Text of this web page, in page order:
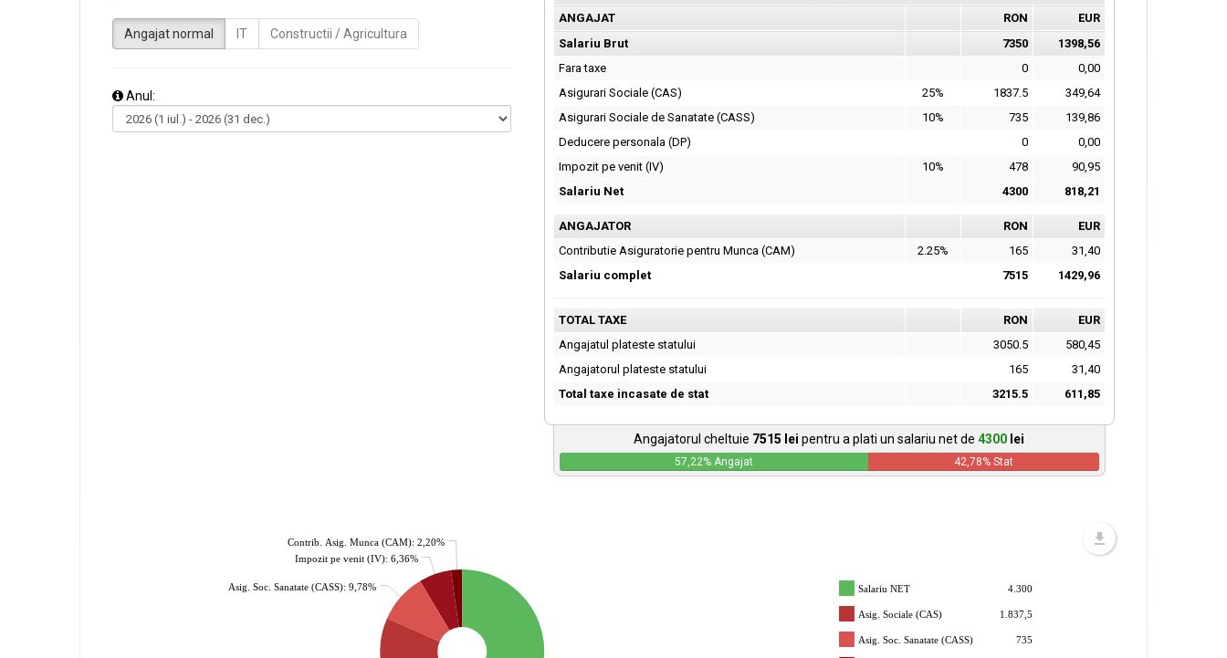
Angajat normal IT Constructii / Agricultura
Anul:
ANGAJAT
RON
EUR
Salariu Brut
7350
1398,56
Fara taxe
0
0,00
Asigurari Sociale (CAS)
25% 1837.5
349,64
Asigurari Sociale de Sanatate (CASS)
10% 735
139,86
Deducere personala (DP)
0
0,00
Impozit pe venit (IV)
10% 478
90,95
Salariu Net
4300 818,21
ANGAJATOR RON
EUR
Contributie Asiguratorie pentru Munca (CAM)
2.25% 165
31,40
Salariu complet
7515 1429,96
TOTAL TAXE RON
EUR
Angajatul plateste statului
3050.5
580,45
Angajatorul plateste statului
165
31,40
Total taxe incasate de stat
3215.5 611,85
Angajatorul cheltuie 7515 lei pentru a plati un salariu net de4300 lei
57,22% Angajat 42,78% Stat
Asig. Soc. Sanatate (CASS): 9,78%
Impozit pe venit (IV): 6,36%
Contrib. Asig. Munca (CAM): 2,20%
Salariu NET 4.300
Asig. Sociale (CAS) 1.837,5
Asig. Soc. Sanatate (CASS) 735